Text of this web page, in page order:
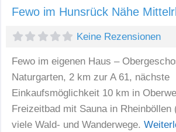
Fewo im Hunsrück Nähe
Keine Rezensionen
Fewo im eigenen Haus –
Naturgarten, 2 km zur A 61, nächste
Einkaufsmöglichkeit 10 km in
Freizeitbad mit Sauna in Rheinböllen
viele Wald- und Wanderwege.